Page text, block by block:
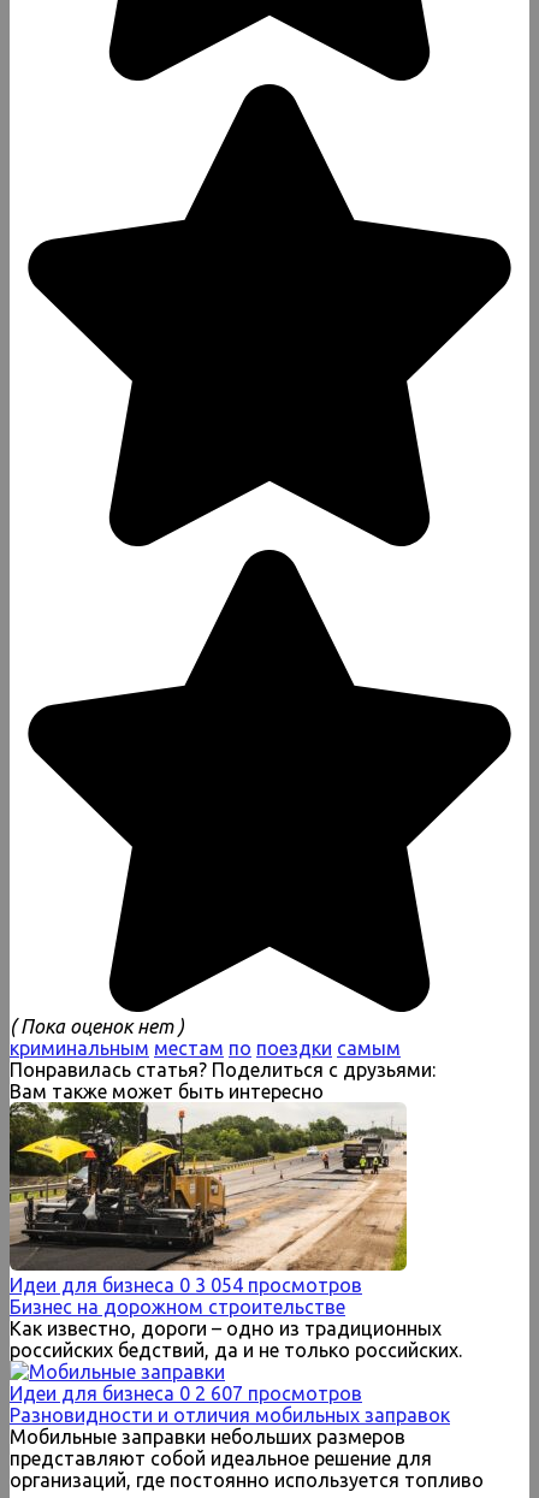
( Пока оценок нет )
криминальным местам по поездки самым
Понравилась статья? Поделиться с друзьями:
Вам также может быть интересно
Идеи для бизнеса 0 3 054 просмотров
Бизнес на дорожном строительстве
Как известно, дороги – одно из традиционных
российских бедствий, да и не только российских.
Идеи для бизнеса 0 2 607 просмотров
Разновидности и отличия мобильных заправок
Мобильные заправки небольших размеров
представляют собой идеальное решение для
организаций, где постоянно используется топливо